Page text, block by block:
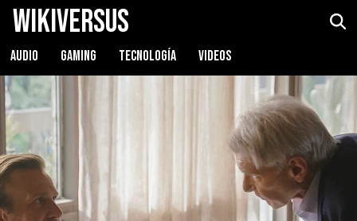
WikiVersus
AUDIO GAMING TECNOLOGÍA VIDEOS